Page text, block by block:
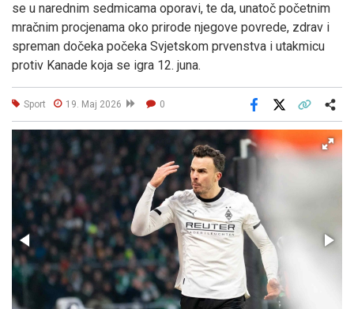
se u narednim sedmicama oporavi, te da, unatoč početnim
mračnim procjenama oko prirode njegove povrede, zdrav i
spreman dočeka počeka Svjetskom prvenstva i utakmicu
protiv Kanade koja se igra 12. juna.
Sport 19. Maj 2026 0
Facebook